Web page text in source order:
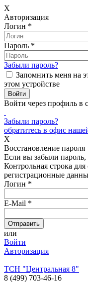
X
Авторизация
Логин *
Пароль *
Забыли пароль?
Запомнить меня на
этом устройстве
Войти через профиль в
Забыли пароль?
обратитесь в офис
X
Восстановление пароля
Если вы забыли
Контрольная строка
регистрационные
Логин *
E-Mail *
или
Войти
Авторизация
ТСН "Центральная 8"
8 (499) 703-46-16